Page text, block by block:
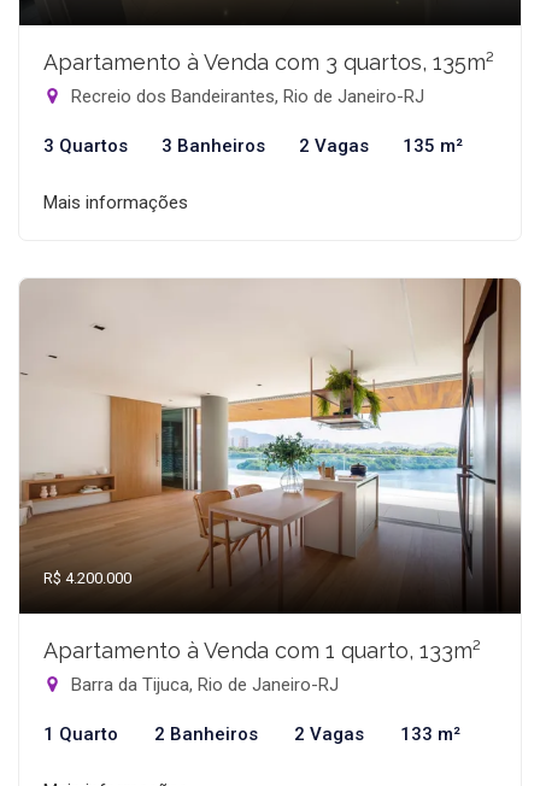
Apartamento à Venda com 3 quartos, 135m²
Recreio dos Bandeirantes, Rio de Janeiro-RJ
3 Quartos 3 Banheiros 2 Vagas 135 m²
Mais informações
R$ 4.200.000
Apartamento à Venda com 1 quarto, 133m²
Barra da Tijuca, Rio de Janeiro-RJ
1 Quarto 2 Banheiros 2 Vagas 133 m²